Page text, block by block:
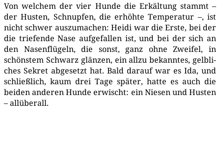
Von wel­chem der vier Hun­de die Erkäl­tung stammt –
der Hus­ten, Schnup­fen, die erhöh­te Tem­pe­ra­tur –, ist
nicht schwer aus­zu­ma­chen: Hei­di war die Ers­te, bei der
die trie­fen­de Nase auf­ge­fal­len ist, und bei der sich an
den Nasen­flü­geln, die sonst, ganz ohne Zwei­fel, in
schöns­tem Schwarz glän­zen, ein all­zu bekann­tes, gelb­li­
ches Sekret abge­setzt hat. Bald dar­auf war es Ida, und
schließ­lich, kaum drei Tage spä­ter, hat­te es auch die
bei­den ande­ren Hun­de erwischt: ein Nie­sen und Hus­ten
– allüberall.